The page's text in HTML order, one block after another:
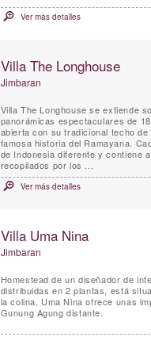
Ver más detalles
Villa The Longhouse
Jimbaran
Villa The Longhouse se extiende
panorámicas espectaculares de
abierta con su tradicional techo
famosa historia del Ramayana.
de Indonesia diferente y contiene
recopilados por los ...
Ver más detalles
Villa Uma Nina
Jimbaran
Homestead de un diseñador de
distribuidas en 2 plantas, está
la colina, Uma Nina ofrece unas
Gunung Agung distante.